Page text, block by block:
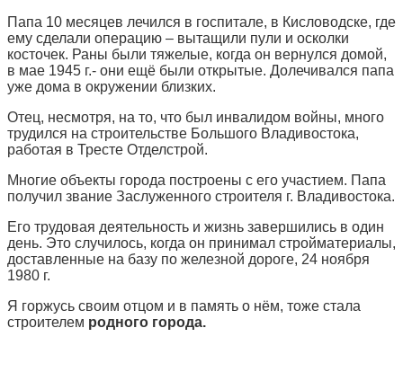
Папа 10 месяцев лечился в госпитале, в Кисловодске, где
ему сделали операцию – вытащили пули и осколки
косточек. Раны были тяжелые, когда он вернулся домой,
в мае 1945 г.- они ещё были открытые. Долечивался папа
уже дома в окружении близких.
Отец, несмотря, на то, что был инвалидом войны, много
трудился на строительстве Большого Владивостока,
работая в Тресте Отделстрой.
Многие объекты города построены с его участием. Папа
получил звание Заслуженного строителя г. Владивостока.
Его трудовая деятельность и жизнь завершились в один
день. Это случилось, когда он принимал стройматериалы,
доставленные на базу по железной дороге, 24 ноября
1980 г.
Я горжусь своим отцом и в память о нём, тоже стала
строителем родного города.